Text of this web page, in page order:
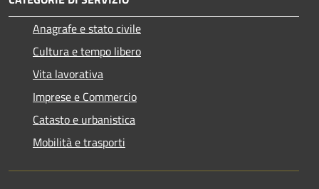
Anagrafe e stato civile
Cultura e tempo libero
Vita lavorativa
Imprese e Commercio
Catasto e urbanistica
Mobilità e trasporti